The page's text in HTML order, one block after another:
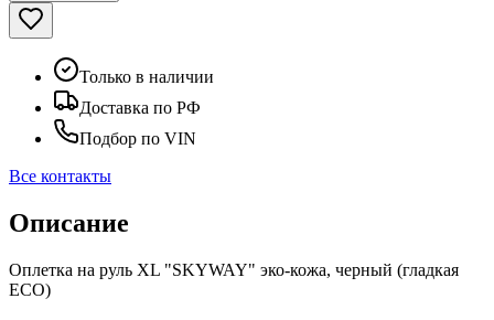
Только в наличии
Доставка по РФ
Подбор по VIN
Все контакты
Описание
Оплетка на руль XL "SKYWAY" эко-кожа, черный (гладкая
ECO)